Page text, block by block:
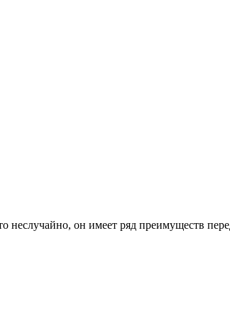
неслучайно, он имеет ряд преимуществ